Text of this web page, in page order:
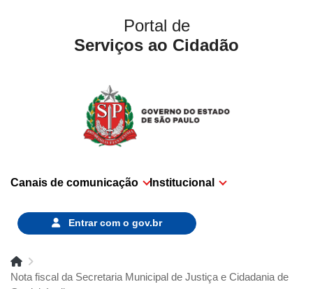
Portal de
Serviços ao Cidadão
Canais de comunicação Institucional
Entrar com o gov.br
Nota fiscal da Secretaria Municipal de Justiça e Cidadania de